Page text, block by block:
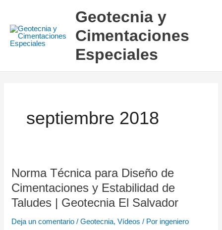
contenido
Geotecnia y
Cimentaciones
Especiales
septiembre 2018
Norma Técnica para Diseño de
Cimentaciones y Estabilidad de
Taludes | Geotecnia El Salvador
Deja un comentario /Geotecnia,Vídeos / Por ingeniero
Norma
Técnica
para
de